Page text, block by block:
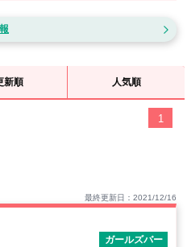
新順 人気順
1
最終更新日：2021/12/16
ガールズバー